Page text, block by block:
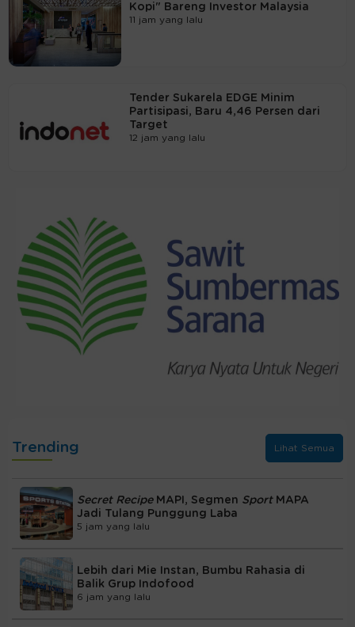
Kopi" Bareng Investor Malaysia
11 jam yang lalu
Tender Sukarela EDGE Minim
Partisipasi, Baru 4,46 Persen dari
Target
12 jam yang lalu
Trending Lihat Semua
Secret RecipeMAPI, Segmen Sport MAPA
Jadi Tulang Punggung Laba
5 jam yang lalu
Lebih dari Mie Instan, Bumbu Rahasia di
Balik Grup Indofood
6 jam yang lalu